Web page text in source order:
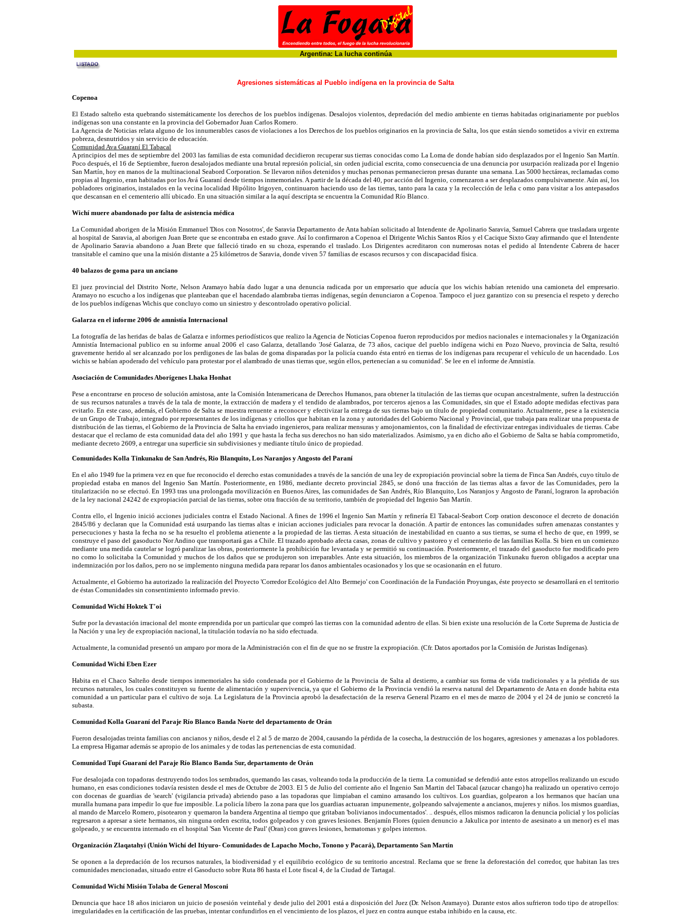
Argentina: La lucha continúa
Agresiones sistemáticas al Pueblo indígena en la provincia de Salta
Copenoa
El Estado salteño esta quebrando sistemáticamente los derechos de los pueblos indígenas. Desalojos violentos, depredación del medio ambiente en tierras habitadas originariamente por pueblos
indígenas son una constante en la provincia del Gobernador Juan Carlos Romero.
La Agencia de Noticias relata alguno de los innumerables casos de violaciones a los Derechos de los pueblos originarios en la provincia de Salta, los que están siendo sometidos a vivir en extrema
pobreza, desnutridos y sin servicio de educación.
Comunidad Ava Guaraní El Tabacal
A principios del mes de septiembre del 2003 las familias de esta comunidad decidieron recuperar sus tierras conocidas como La Loma de donde habían sido desplazados por el Ingenio San Martín.
Poco después, el 16 de Septiembre, fueron desalojados mediante una brutal represión policial, sin orden judicial escrita, como consecuencia de una denuncia por usurpación realizada por el Ingenio
San Martín, hoy en manos de la multinacional Seabord Corporation. Se llevaron niños detenidos y muchas personas permanecieron presas durante una semana. Las 5000 hectáreas, reclamadas como
propias al Ingenio, eran habitadas por los Avá Guaraní desde tiempos inmemoriales. A partir de la década del 40, por acción del Ingenio, comenzaron a ser desplazados compulsivamente. Aún así, los
pobladores originarios, instalados en la vecina localidad Hipólito Irigoyen, continuaron haciendo uso de las tierras, tanto para la caza y la recolección de leña c omo para visitar a los antepasados
que descansan en el cementerio allí ubicado. En una situación similar a la aquí descripta se encuentra la Comunidad Río Blanco.
Wichí muere abandonado por falta de asistencia médica
La Comunidad aborigen de la Misión Emmanuel 'Dios con Nosotros', de Saravia Departamento de Anta habían solicitado al Intendente de Apolinario Saravia, Samuel Cabrera que trasladara urgente
al hospital de Saravia, al aborigen Juan Brete que se encontraba en estado grave. Así lo confirmaron a Copenoa el Dirigente Wichis Santos Ríos y el Cacique Sixto Gray afirmando que el Intendente
de Apolinario Saravia abandono a Juan Brete que falleció tirado en su choza, esperando el traslado. Los Dirigentes acreditaron con numerosas notas el pedido al Intendente Cabrera de hacer
transitable el camino que una la misión distante a 25 kilómetros de Saravia, donde viven 57 familias de escasos recursos y con discapacidad física.
40 balazos de goma para un anciano
El juez provincial del Distrito Norte, Nelson Aramayo había dado lugar a una denuncia radicada por un empresario que aducía que los wichis habían retenido una camioneta del empresario.
Aramayo no escucho a los indígenas que planteaban que el hacendado alambraba tierras indígenas, según denunciaron a Copenoa. Tampoco el juez garantizo con su presencia el respeto y derecho
de los pueblos indígenas Wichis que concluyo como un siniestro y descontrolado operativo policial.
Galarza en el informe 2006 de amnistía Internacional
La fotografía de las heridas de balas de Galarza e informes periodísticos que realizo la Agencia de Noticias Copenoa fueron reproducidos por medios nacionales e internacionales y la Organización
Amnistía Internacional publico en su informe anual 2006 el caso Galarza, detallando 'José Galarza, de 73 años, cacique del pueblo indígena wichi en Pozo Nuevo, provincia de Salta, resultó
gravemente herido al ser alcanzado por los perdigones de las balas de goma disparadas por la policía cuando ésta entró en tierras de los indígenas para recuperar el vehículo de un hacendado. Los
wichis se habían apoderado del vehículo para protestar por el alambrado de unas tierras que, según ellos, pertenecían a su comunidad'. Se lee en el informe de Amnistía.
Asociación de Comunidades Aborígenes Lhaka Honhat
Pese a encontrarse en proceso de solución amistosa, ante la Comisión Interamericana de Derechos Humanos, para obtener la titulación de las tierras que ocupan ancestralmente, sufren la destrucción
de sus recursos naturales a través de la tala de monte, la extracción de madera y el tendido de alambrados, por terceros ajenos a las Comunidades, sin que el Estado adopte medidas efectivas para
evitarlo. En este caso, además, el Gobierno de Salta se muestra renuente a reconocer y efectivizar la entrega de sus tierras bajo un título de propiedad comunitario. Actualmente, pese a la existencia
de un Grupo de Trabajo, integrado por representantes de los indígenas y criollos que habitan en la zona y autoridades del Gobierno Nacional y Provincial, que trabaja para realizar una propuesta de
distribución de las tierras, el Gobierno de la Provincia de Salta ha enviado ingenieros, para realizar mensuras y amojonamientos, con la finalidad de efectivizar entregas individuales de tierras. Cabe
destacar que el reclamo de esta comunidad data del año 1991 y que hasta la fecha sus derechos no han sido materializados. Asimismo, ya en dicho año el Gobierno de Salta se había comprometido,
mediante decreto 2609, a entregar una superficie sin subdivisiones y mediante título único de propiedad.
Comunidades Kolla Tinkunaku de San Andrés, Rio Blanquito, Los Naranjos y Angosto del Paraní
En el año 1949 fue la primera vez en que fue reconocido el derecho estas comunidades a través de la sanción de una ley de expropiación provincial sobre la tierra de Finca San Andrés, cuyo título de
propiedad estaba en manos del Ingenio San Martín. Posteriormente, en 1986, mediante decreto provincial 2845, se donó una fracción de las tierras altas a favor de las Comunidades, pero la
titularización no se efectuó. En 1993 tras una prolongada movilización en Buenos Aires, las comunidades de San Andrés, Río Blanquito, Los Naranjos y Angosto de Paraní, lograron la aprobación
de la ley nacional 24242 de expropiación parcial de las tierras, sobre otra fracción de su territorio, también de propiedad del Ingenio San Martín.
Contra ello, el Ingenio inició acciones judiciales contra el Estado Nacional. A fines de 1996 el Ingenio San Martín y refinería El Tabacal-Seabort Corp oration desconoce el decreto de donación
2845/86 y declaran que la Comunidad está usurpando las tierras altas e inician acciones judiciales para revocar la donación. A partir de entonces las comunidades sufren amenazas constantes y
persecuciones y hasta la fecha no se ha resuelto el problema atienente a la propiedad de las tierras. A esta situación de inestabilidad en cuanto a sus tierras, se suma el hecho de que, en 1999, se
construye el paso del gasoducto Nor Andino que transportará gas a Chile. El trazado aprobado afecta casas, zonas de cultivo y pastoreo y el cementerio de las familias Kolla. Si bien en un comienzo
mediante una medida cautelar se logró paralizar las obras, posteriormente la prohibición fue levantada y se permitió su continuación. Posteriormente, el trazado del gasoducto fue modificado pero
no como lo solicitaba la Comunidad y muchos de los daños que se produjeron son irreparables. Ante esta situación, los miembros de la organización Tinkunaku fueron obligados a aceptar una
indemnización por los daños, pero no se implemento ninguna medida para reparar los danos ambientales ocasionados y los que se ocasionarán en el futuro.
Actualmente, el Gobierno ha autorizado la realización del Proyecto 'Corredor Ecológico del Alto Bermejo' con Coordinación de la Fundación Proyungas, éste proyecto se desarrollará en el territorio
de éstas Comunidades sin consentimiento informado previo.
Comunidad Wichí Hoktek T'oi
Sufre por la devastación irracional del monte emprendida por un particular que compró las tierras con la comunidad adentro de ellas. Si bien existe una resolución de la Corte Suprema de Justicia de
la Nación y una ley de expropiación nacional, la titulación todavía no ha sido efectuada.
Actualmente, la comunidad presentó un amparo por mora de la Administración con el fin de que no se frustre la expropiación. (Cfr. Datos aportados por la Comisión de Juristas Indígenas).
Comunidad Wichi Eben Ezer
Habita en el Chaco Salteño desde tiempos inmemoriales ha sido condenada por el Gobierno de la Provincia de Salta al destierro, a cambiar sus forma de vida tradicionales y a la pérdida de sus
recursos naturales, los cuales constituyen su fuente de alimentación y supervivencia, ya que el Gobierno de la Provincia vendió la reserva natural del Departamento de Anta en donde habita esta
comunidad a un particular para el cultivo de soja. La Legislatura de la Provincia aprobó la desafectación de la reserva General Pizarro en el mes de marzo de 2004 y el 24 de junio se concretó la
subasta.
Comunidad Kolla Guaraní del Paraje Río Blanco Banda Norte del departamento de Orán
Fueron desalojadas treinta familias con ancianos y niños, desde el 2 al 5 de marzo de 2004, causando la pérdida de la cosecha, la destrucción de los hogares, agresiones y amenazas a los pobladores.
La empresa Higamar además se apropio de los animales y de todas las pertenencias de esta comunidad.
Comunidad Tupí Guaraní del Paraje Río Blanco Banda Sur, departamento de Orán
Fue desalojada con topadoras destruyendo todos los sembrados, quemando las casas, volteando toda la producción de la tierra. La comunidad se defendió ante estos atropellos realizando un escudo
humano, en esas condiciones todavía resisten desde el mes de Octubre de 2003. El 5 de Julio del corriente año el Ingenio San Martin del Tabacal (azucar chango) ha realizado un operativo cerrojo
con docenas de guardias de 'search' (vigilancia privada) abriendo paso a las topadoras que limpiaban el camino arrasando los cultivos. Los guardias, golpearon a los hermanos que hacían una
muralla humana para impedir lo que fue imposible. La policía libero la zona para que los guardias actuaran impunemente, golpeando salvajemente a ancianos, mujeres y niños. los mismos guardias,
al mando de Marcelo Romero, pisotearon y quemaron la bandera Argentina al tiempo que gritaban 'bolivianos indocumentados'. .. después, ellos mismos radicaron la denuncia policial y los policías
regresaron a apresar a siete hermanos, sin ninguna orden escrita, todos golpeados y con graves lesiones. Benjamín Flores (quien denuncio a Jakulica por intento de asesinato a un menor) es el mas
golpeado, y se encuentra internado en el hospital 'San Vicente de Paul' (Oran) con graves lesiones, hematomas y golpes internos.
Organización Zlaqatahyi (Unión Wichí del Itiyuro- Comunidades de Lapacho Mocho, Tonono y Pacará), Departamento San Martín
Se oponen a la depredación de los recursos naturales, la biodiversidad y el equilibrio ecológico de su territorio ancestral. Reclama que se frene la deforestación del corredor, que habitan las tres
comunidades mencionadas, situado entre el Gasoducto sobre Ruta 86 hasta el Lote fiscal 4, de la Ciudad de Tartagal.
Comunidad Wichí Misión Tolaba de General Mosconi
Denuncia que hace 18 años iniciaron un juicio de posesión veinteñal y desde julio del 2001 está a disposición del Juez (Dr. Nelson Aramayo). Durante estos años sufrieron todo tipo de atropellos:
irregularidades en la certificación de las pruebas, intentar confundirlos en el vencimiento de los plazos, el juez en contra aunque estaba inhibido en la causa, etc.